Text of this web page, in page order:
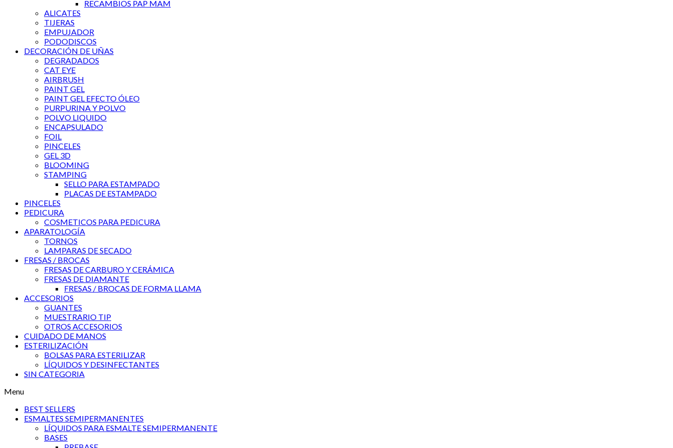
RECAMBIOS PAP MAM
ALICATES
TIJERAS
EMPUJADOR
PODODISCOS
DECORACIÓN DE UÑAS
DEGRADADOS
CAT EYE
AIRBRUSH
PAINT GEL
PAINT GEL EFECTO ÓLEO
PURPURINA Y POLVO
POLVO LIQUIDO
ENCAPSULADO
FOIL
PINCELES
GEL 3D
BLOOMING
STAMPING
SELLO PARA ESTAMPADO
PLACAS DE ESTAMPADO
PINCELES
PEDICURA
COSMETICOS PARA PEDICURA
APARATOLOGÍA
TORNOS
LAMPARAS DE SECADO
FRESAS / BROCAS
FRESAS DE CARBURO Y CERÁMICA
FRESAS DE DIAMANTE
FRESAS / BROCAS DE FORMA LLAMA
ACCESORIOS
GUANTES
MUESTRARIO TIP
OTROS ACCESORIOS
CUIDADO DE MANOS
ESTERILIZACIÓN
BOLSAS PARA ESTERILIZAR
LÍQUIDOS Y DESINFECTANTES
SIN CATEGORIA
Menu
BEST SELLERS
ESMALTES SEMIPERMANENTES
LÍQUIDOS PARA ESMALTE SEMIPERMANENTE
BASES